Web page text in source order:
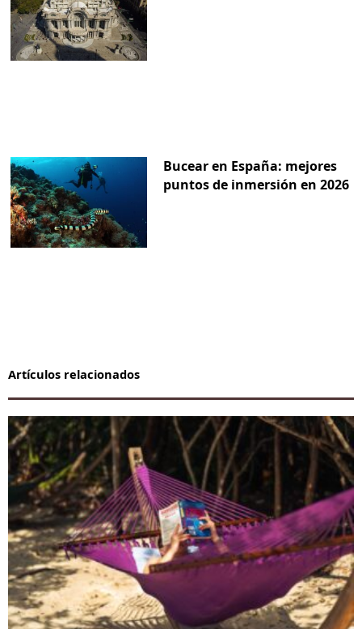
Bucear en España: mejores
puntos de inmersión en 2026
Artículos relacionados